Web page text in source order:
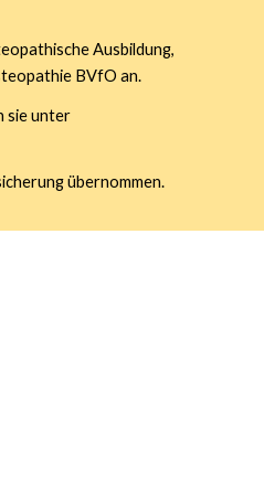
Ausbildung,
BVfO an.
sie unter
übernommen.